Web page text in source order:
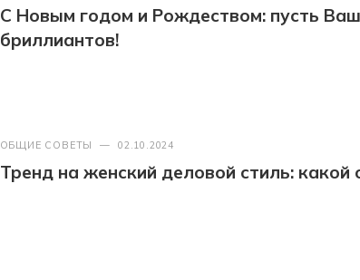
С Новым годом и Рождеством: пусть
бриллиантов!
ОБЩИЕ СОВЕТЫ — 02.10.2024
Тренд на женский деловой стиль: какой